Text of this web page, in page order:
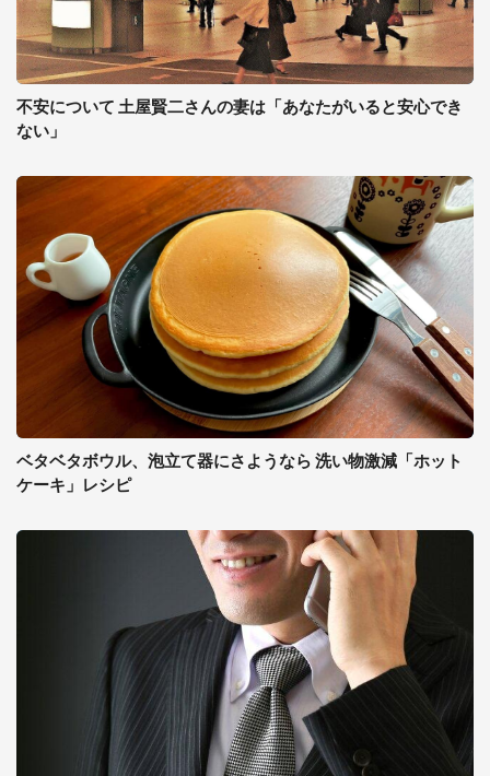
不安について 土屋賢二さんの妻は「あなたがいると安心でき
ない」
ベタベタボウル、泡立て器にさようなら 洗い物激減「ホット
ケーキ」レシピ